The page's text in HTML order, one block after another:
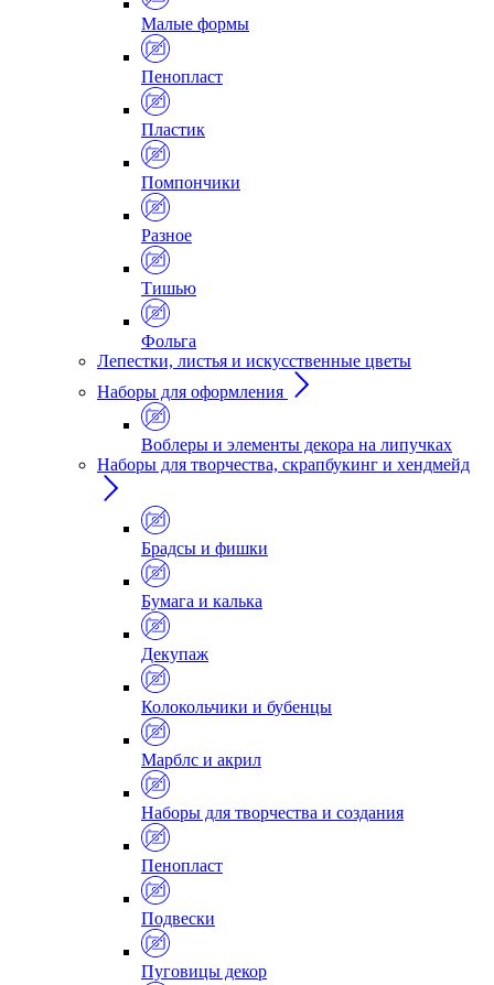
Малые формы
Пенопласт
Пластик
Помпончики
Разное
Тишью
Фольга
Лепестки, листья и искусственные цветы
Наборы для оформления
Воблеры и элементы декора на липучках
Наборы для творчества, скрапбукинг и хендмейд
Брадсы и фишки
Бумага и калька
Декупаж
Колокольчики и бубенцы
Марблс и акрил
Наборы для творчества и создания
Пенопласт
Подвески
Пуговицы декор